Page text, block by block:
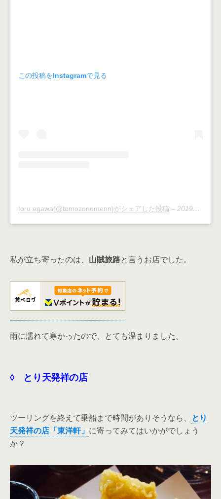
この投稿をInstagramで見る
toru egawa(@tomozonomenn)がシェアした投稿 – 2019年12月月5日午前2時03分PST
私が立ち寄ったのは、 山賊旅路と言うお店でした。
雨に濡れて寒かったので、とても温まりました。
◊ とり天発祥の店
ツーリングを終えて乗船まで時間がありそうなら、 とり
天発祥の店「東洋軒」 に寄ってみてはいかがでしょう
か？